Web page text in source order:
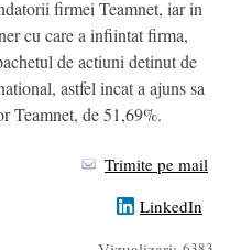
firmei Teamnet, iar in
cu care a infiintat firma,
de actiuni detinut de
astfel incat a ajuns sa
Teamnet, de 51,69%.
Trimite pe mail
LinkedIn